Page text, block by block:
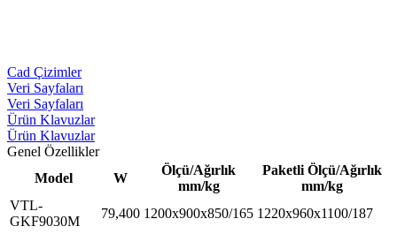
Cad Çizimler
Veri Sayfaları
Veri Sayfaları
Ürün Klavuzlar
Ürün Klavuzlar
Genel Özellikler
Model
W
Ölçü/Ağırlık
mm/kg
Paketli Ölçü/Ağırlık
mm/kg
VTL-
GKF9030M
79,400 1200x900x850/165 1220x960x1100/187